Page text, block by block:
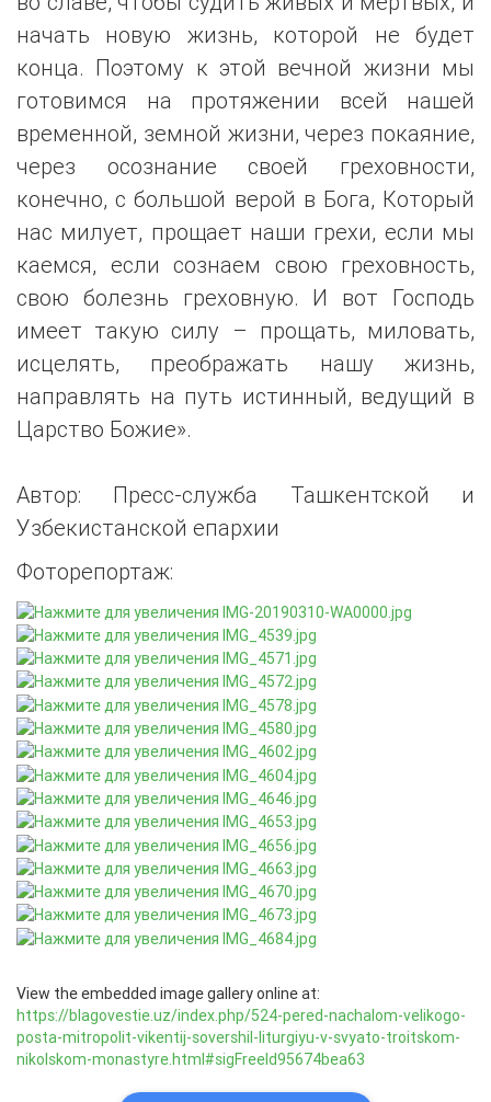
начать новую жизнь, которой не будет
конца. Поэтому к этой вечной жизни мы
готовимся на протяжении всей нашей
временной, земной жизни, через покаяние,
через осознание своей греховности,
конечно, с большой верой в Бога, Который
нас милует, прощает наши грехи, если мы
каемся, если сознаем свою греховность,
свою болезнь греховную. И вот Господь
имеет такую силу – прощать, миловать,
исцелять, преображать нашу жизнь,
направлять на путь истинный, ведущий в
Царство Божие».
Автор: Пресс-служба Ташкентской и
Узбекистанской епархии
Фоторепортаж:
View the embedded image gallery online at:
https://blagovestie.uz/index.php/524-pered-nachalom-velikogo-
posta-mitropolit-vikentij-sovershil-liturgiyu-v-svyato-troitskom-
nikolskom-monastyre.html#sigFreeId95674bea63